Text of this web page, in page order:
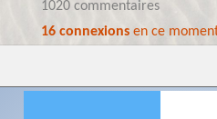
1020 commentaires
16 connexionsen ce